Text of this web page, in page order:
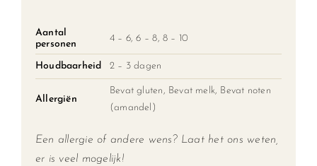
Aantal
personen
4 – 6, 6 – 8, 8 – 10
Houdbaarheid 2 – 3 dagen
Allergiën
Bevat gluten, Bevat melk, Bevat noten
(amandel)
Een allergie of andere wens? Laat het ons weten,
er is veel mogelijk!